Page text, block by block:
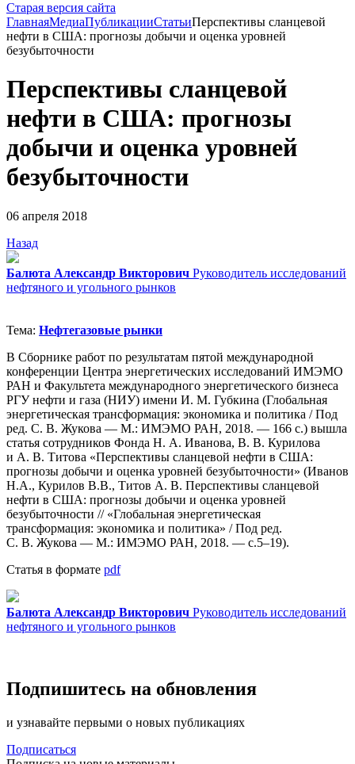
Старая версия сайта
ГлавнаяМедиаПубликацииСтатьиПерспективы сланцевой
нефти в США: прогнозы добычи и оценка уровней
безубыточности
Перспективы сланцевой
нефти в США: прогнозы
добычи и оценка уровней
безубыточности
06 апреля 2018
Назад
Балюта Александр Викторович Руководитель исследований
нефтяного и угольного рынков
Тема: Нефтегазовые рынки
В Сборнике работ по результатам пятой международной
конференции Центра энергетических исследований ИМЭМО
РАН и Факультета международного энергетического бизнеса
РГУ нефти и газа (НИУ) имени И. М. Губкина (Глобальная
энергетическая трансформация: экономика и политика / Под
ред. С. В. Жукова — М.: ИМЭМО РАН, 2018. — 166 с.) вышла
статья сотрудников Фонда Н. А. Иванова, В. В. Курилова
и А. В. Титова «Перспективы сланцевой нефти в США:
прогнозы добычи и оценка уровней безубыточности» (Иванов
Н.А., Курилов В.В., Титов А. В. Перспективы сланцевой
нефти в США: прогнозы добычи и оценка уровней
безубыточности // «Глобальная энергетическая
трансформация: экономика и политика» / Под ред.
С. В. Жукова — М.: ИМЭМО РАН, 2018. — с.5–19).
Статья в формате pdf
Балюта Александр Викторович Руководитель исследований
нефтяного и угольного рынков
Подпишитесь на обновления
и узнавайте первыми о новых публикациях
Подписаться